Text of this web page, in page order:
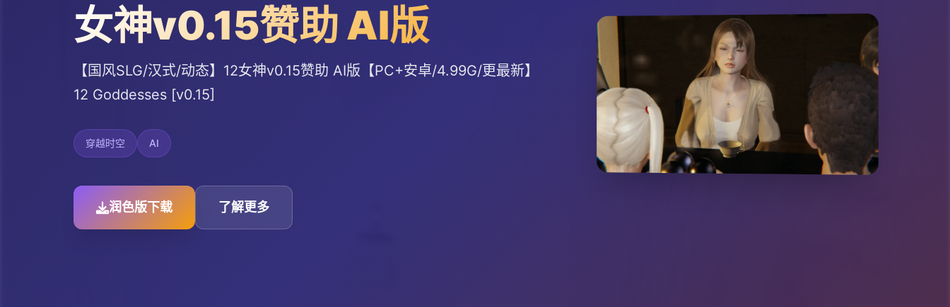
女神v0.15赞助 AI版
【国风SLG/汉式/动态】12女神v0.15赞助 AI版【PC+安卓/4.99G/更最新】
12 Goddesses [v0.15]
穿越时空 AI
润色版下载 了解更多